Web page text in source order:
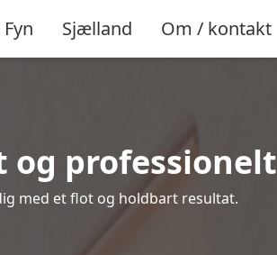
Fyn Sjælland Om / kontakt
professionelt
med et flot og holdbart resultat.